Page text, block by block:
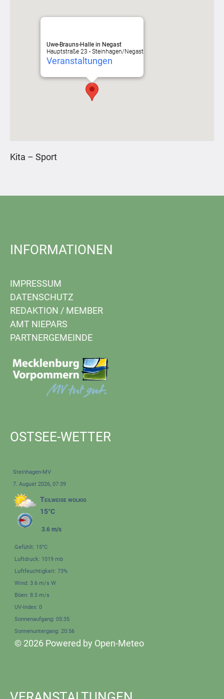
Uwe-Brauns-Halle in Negast
Hauptstraße 23 - Steinhagen/Negast
Veranstaltungen
Kita – Sport
INFORMATIONEN
IMPRESSUM
DATENSCHUTZ
REDAKTION / MEMBER
AMT NIEPARS
PARTNERGEMEINDE
OSTSEE-WETTER
Steinhagen-MV
7. August 2026, 07:39
Teilweise wolkig
15°C
3.6 m/s
Gefühlt: 15°C
Luftdruck: 1019 mb
Luftfeuchtigkeit: 73%
Wind: 3.6 m/s W
Böen: 8.5 m/s
UV-Index: 0
Sonnenaufgang: 05:35
Sonnenuntergang: 20:56
© 2026 Powered by Open-Meteo